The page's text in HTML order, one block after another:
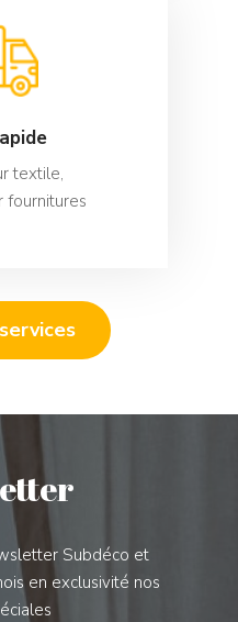
textile,
fournitures
Subdéco et
en exclusivité nos